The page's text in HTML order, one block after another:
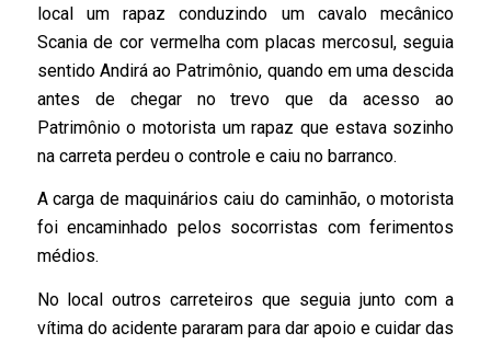
local um rapaz conduzindo um cavalo mecânico
Scania de cor vermelha com placas mercosul, seguia
sentido Andirá ao Patrimônio, quando em uma descida
antes de chegar no trevo que da acesso ao
Patrimônio o motorista um rapaz que estava sozinho
na carreta perdeu o controle e caiu no barranco.
A carga de maquinários caiu do caminhão, o motorista
foi encaminhado pelos socorristas com ferimentos
médios.
No local outros carreteiros que seguia junto com a
vítima do acidente pararam para dar apoio e cuidar das